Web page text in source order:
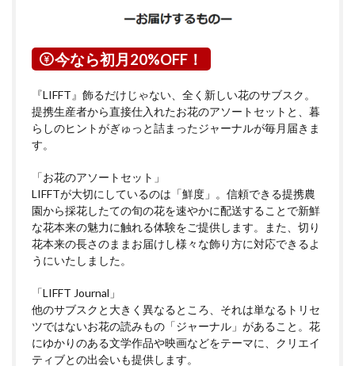
今なら初月20%OFF！
『LIFFT』飾るだけじゃない、全く新しい花のサブスク。
提携生産者から直接仕入れたお花のアソートセットと、暮
らしのヒントがぎゅっと詰まったジャーナルが毎月届きま
す。
「お花のアソートセット」
LIFFTが大切にしているのは「鮮度」。信頼できる提携農
園から採花したての旬の花を速やかに配送することで新鮮
な花本来の魅力に触れる体験をご提供します。また、切り
花本来の長さのままお届けし様々な飾り方に対応できるよ
うにいたしました。
「LIFFT Journal」
他のサブスクと大きく異なるところ、それは単なるトリセ
ツではないお花の読みもの「ジャーナル」があること。花
にゆかりのある文学作品や映画などをテーマに、クリエイ
ティブとの出会いも提供します。